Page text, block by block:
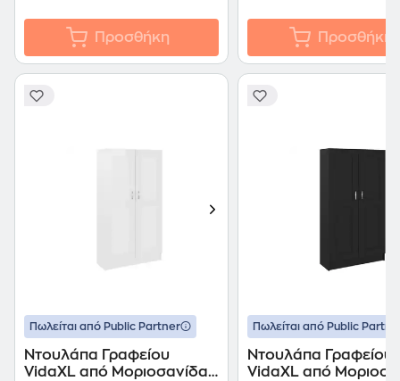
Προσθήκη Προσθήκη
Πωλείται από Public Partner
Ντουλάπα Γραφείου
VidaXL από Μοριοσανίδα
Πωλείται από Public
Ντουλάπα Γραφείου
VidaXL από